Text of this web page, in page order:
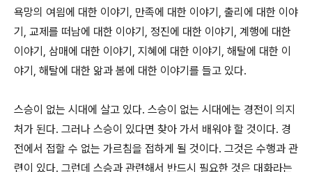
욕망의 여읨에 대한 이야기 , 만족에 대한 이야기 , 출리에 대한 이야
기 , 교제를 떠남에 대한 이야기 , 정진에 대한 이야기 , 계행에 대한
이야기 , 삼매에 대한 이야기 , 지혜에 대한 이야기 , 해탈에 대한 이
야기 , 해탈에 대한 앎과 봄에 대한 이야기를 들고 있다.
스승이 없는 시대에 살고 있다. 스승이 없는 시대에는 경전이 의지
처가 된다. 그러나 스승이 있다면 찾아 가서 배워야 할 것이다. 경
전에서 접할 수 없는 가르침을 접하게 될 것이다. 그것은 수행과 관
련이 있다. 그런데 스승과 관련해서 반드시 필요한 것은 대화라는